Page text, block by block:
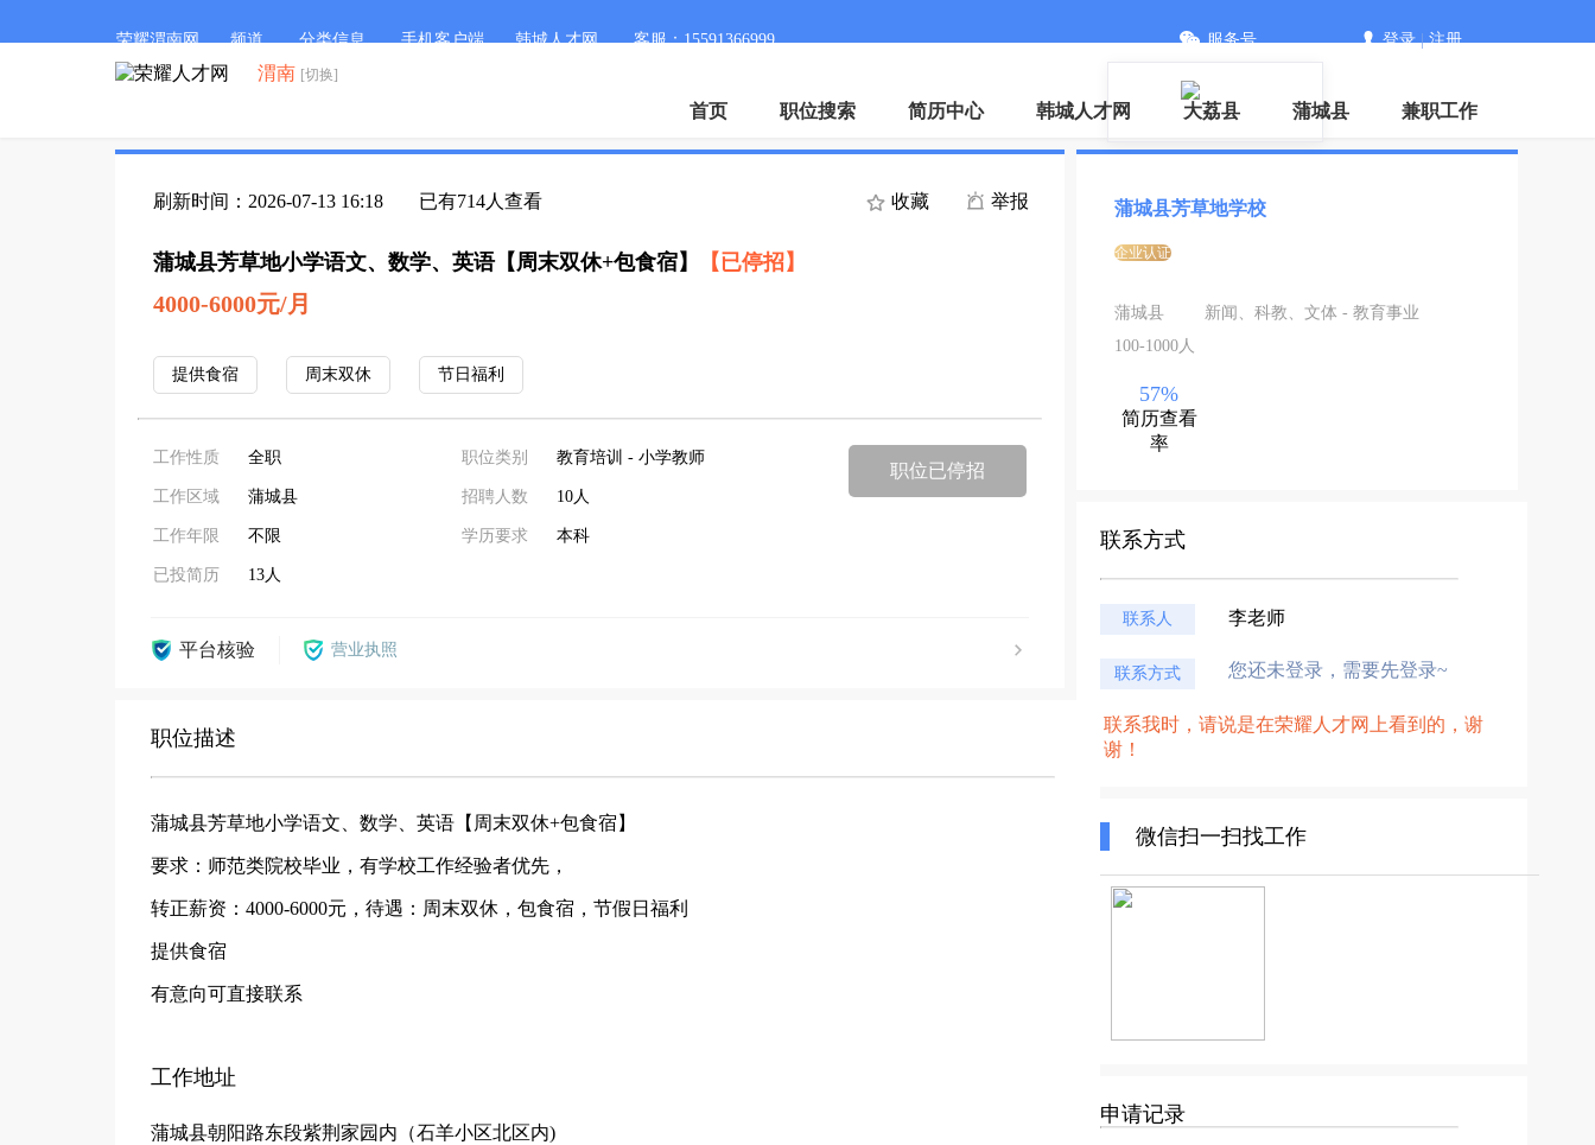
荣耀渭南网 频道 分类信息 手机客户端 韩城人才网 客服：15591366999 服务号 登录|注册
渭南 [切换]
首页 职位搜索 简历中心 韩城人才网 大荔县 蒲城县 兼职工作
刷新时间：2026-07-13 16:18 已有714人查看 收藏 举报
蒲城县芳草地小学语文、数学、英语【周末双休+包食宿】 【已停招】
4000-6000元/月
提供食宿 周末双休 节日福利
工作性质 全职
工作区域 蒲城县
工作年限 不限
已投简历 13人
职位类别 教育培训 - 小学教师
招聘人数 10人
学历要求 本科
职位已停招
平台核验 营业执照
职位描述
蒲城县芳草地小学语文、数学、英语【周末双休+包食宿】
要求：师范类院校毕业，有学校工作经验者优先，
转正薪资：4000-6000元，待遇：周末双休，包食宿，节假日福利
提供食宿
有意向可直接联系
工作地址
蒲城县朝阳路东段紫荆家园内（石羊小区北区内)
蒲城县芳草地学校
企业认证
蒲城县
新闻、科教、文体 - 教育事业
100-1000人
57%
简历查看
率
联系方式
联系人 李老师
联系方式 您还未登录，需要先登录~
联系我时，请说是在荣耀人才网上看到的，谢
谢！
微信扫一扫找工作
申请记录